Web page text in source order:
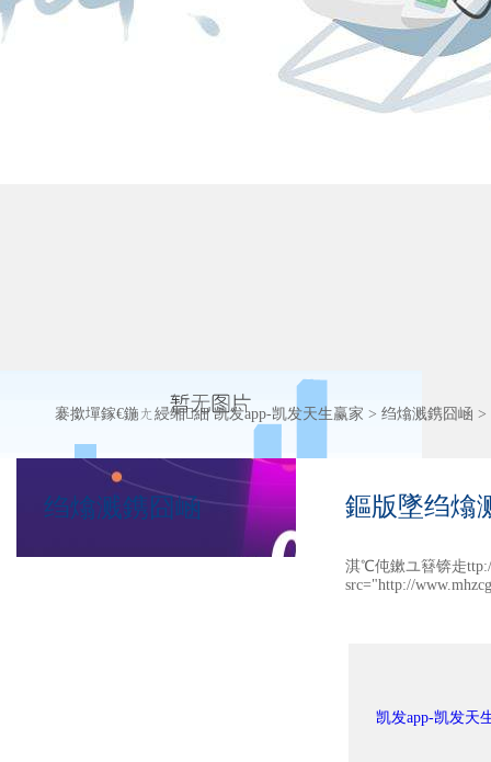
褰撳墠鎵€鍦ㄤ綅缃細凯发app-凯发天生赢家 > 绉熻溅鎸囧崡 >
绉熻溅鎸囧崡 鏂版墜绉熻
淇℃伅鏉ユ簮锛歨
src="http://
凯发app-凯发天